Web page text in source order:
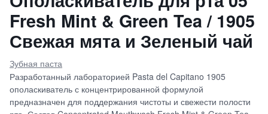
Fresh Mint & Green Tea / 1905
Свежая мята и Зеленый чай
Зубная паста
Разработанный лабораторией Pasta del Capitano 1905
ополаскиватель с концентрированной формулой
предназначен для поддержания чистоты и свежести полости